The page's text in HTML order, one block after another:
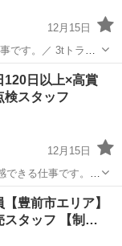
12月15日
です。／ 3tトラッ
業をお願いしま
120日以上×高賞
検スタッフ
12月15日
きる仕事です。／
観チェックや専用
。 ■ 高圧ガス容器の組み換え └ 部...
豊前市エリア】
スタッフ 【制…